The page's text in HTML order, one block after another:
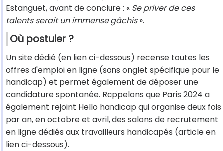
Estanguet, avant de conclure : « Se priver de ces
talents serait un immense gâchis».
Où postuler ?
Un site dédié (en lien ci-dessous) recense toutes les
offres d'emploi en ligne (sans onglet spécifique pour le
handicap) et permet également de déposer une
candidature spontanée. Rappelons que Paris 2024 a
également rejoint Hello handicap qui organise deux fois
par an, en octobre et avril, des salons de recrutement
en ligne dédiés aux travailleurs handicapés (article en
lien ci-dessous).